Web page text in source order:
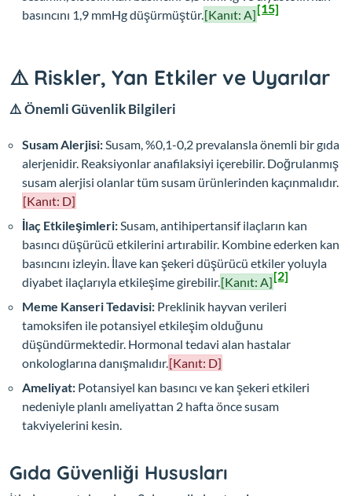
basıncını 1,9 mmHg düşürmüştür.[Kanıt: A][15]
⚠️ Riskler, Yan Etkiler ve Uyarılar
⚠️ Önemli Güvenlik Bilgileri
Susam Alerjisi:Susam, %0,1-0,2 prevalansla önemli bir gıda
alerjenidir. Reaksiyonlar anafilaksiyi içerebilir. Doğrulanmış
susam alerjisi olanlar tüm susam ürünlerinden kaçınmalıdır.
[Kanıt: D]
İlaç Etkileşimleri:Susam, antihipertansif ilaçların kan
basıncı düşürücü etkilerini artırabilir. Kombine ederken kan
basıncını izleyin. İlave kan şekeri düşürücü etkiler yoluyla
diyabet ilaçlarıyla etkileşime girebilir.[Kanıt: A][2]
Meme Kanseri Tedavisi: Preklinik hayvan verileri
tamoksifen ile potansiyel etkileşim olduğunu
düşündürmektedir. Hormonal tedavi alan hastalar
onkologlarına danışmalıdır.[Kanıt: D]
Ameliyat: Potansiyel kan basıncı ve kan şekeri etkileri
nedeniyle planlı ameliyattan 2 hafta önce susam
takviyelerini kesin.
Gıda Güvenliği Hususları